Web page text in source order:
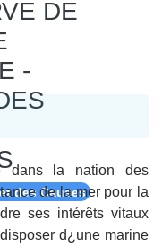
DE
-
des Causes
dans la nation des
de la mer pour la
ses intérêts vitaux
d¿une marine